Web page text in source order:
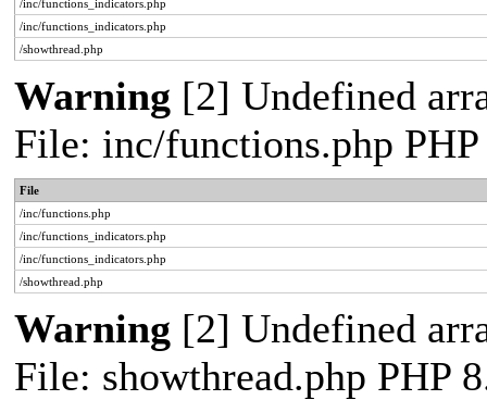
/inc/functions_indicators.php
/inc/functions_indicators.php
/showthread.php
Warning [2] Undefined
File: inc/functions.php
File
/inc/functions.php
/inc/functions_indicators.php
/inc/functions_indicators.php
/showthread.php
Warning [2] Undefined
File: showthread.php PHP